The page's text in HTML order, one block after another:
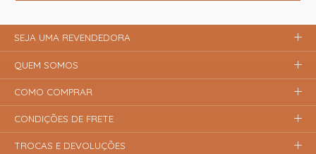
SEJA UMA REVENDEDORA
QUEM SOMOS
COMO COMPRAR
CONDIÇÕES DE FRETE
TROCAS E DEVOLUÇÕES